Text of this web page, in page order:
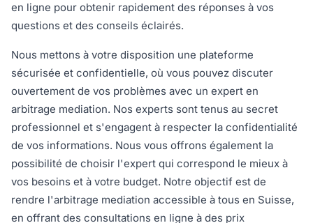
en ligne pour obtenir rapidement des réponses à vos
questions et des conseils éclairés.
Nous mettons à votre disposition une plateforme
sécurisée et confidentielle, où vous pouvez discuter
ouvertement de vos problèmes avec un expert en
arbitrage mediation. Nos experts sont tenus au secret
professionnel et s'engagent à respecter la confidentialité
de vos informations. Nous vous offrons également la
possibilité de choisir l'expert qui correspond le mieux à
vos besoins et à votre budget. Notre objectif est de
rendre l'arbitrage mediation accessible à tous en Suisse,
en offrant des consultations en ligne à des prix